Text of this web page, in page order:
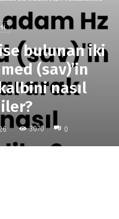
bulunan iki
(sav)’in
nasıl
3070 0